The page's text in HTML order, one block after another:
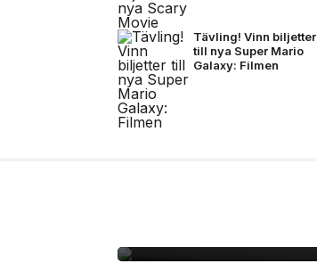
Tävling! Vinn biljetter
till nya Super Mario
Galaxy: Filmen